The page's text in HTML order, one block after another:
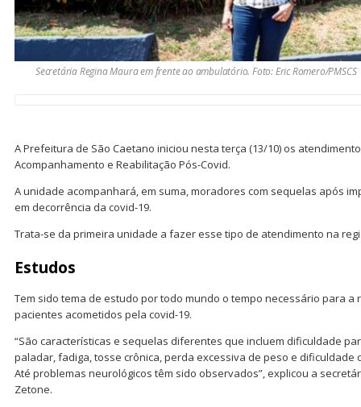
Secretária Regina Maura em frente ao ambulatório. Foto: Eric Romero/PMSCS
A Prefeitura de São Caetano iniciou nesta terça (13/10) os
Acompanhamento e Reabilitação Pós-Covid.
A unidade acompanhará, em suma, moradores com sequelas após
em decorrência da covid-19.
Trata-se da primeira unidade a fazer esse tipo de atendimento na
Estudos
Tem sido tema de estudo por todo mundo o tempo necessário para a
pacientes acometidos pela covid-19.
“São características e sequelas diferentes que incluem dificuldade
paladar, fadiga, tosse crônica, perda excessiva de peso e dificuldade
Até problemas neurológicos têm sido observados”, explicou a
Zetone.